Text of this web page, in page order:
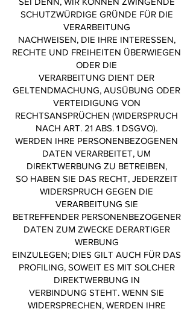
SCHUTZWÜRDIGE GRÜNDE FÜR DIE
VERARBEITUNG
NACHWEISEN, DIE IHRE INTERESSEN,
RECHTE UND FREIHEITEN ÜBERWIEGEN
ODER DIE
VERARBEITUNG DIENT DER
GELTENDMACHUNG, AUSÜBUNG ODER
VERTEIDIGUNG VON
RECHTSANSPRÜCHEN (WIDERSPRUCH
NACH ART. 21 ABS. 1 DSGVO).
WERDEN IHRE PERSONENBEZOGENEN
DATEN VERARBEITET, UM
DIREKTWERBUNG ZU BETREIBEN,
SO HABEN SIE DAS RECHT, JEDERZEIT
WIDERSPRUCH GEGEN DIE
VERARBEITUNG SIE
BETREFFENDER PERSONENBEZOGENER
DATEN ZUM ZWECKE DERARTIGER
WERBUNG
EINZULEGEN; DIES GILT AUCH FÜR DAS
PROFILING, SOWEIT ES MIT SOLCHER
DIREKTWERBUNG IN
VERBINDUNG STEHT. WENN SIE
WIDERSPRECHEN, WERDEN IHRE